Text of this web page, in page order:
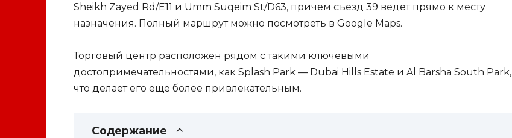
Sheikh Zayed Rd/E11 и Umm Suqeim St/D63, причем съезд 39 ведет прямо к месту
назначения. Полный маршрут можно посмотреть в Google Maps.
Торговый центр расположен рядом с такими ключевыми
достопримечательностями, как Splash Park — Dubai Hills Estate и Al Barsha South Park,
что делает его еще более привлекательным.
Содержание